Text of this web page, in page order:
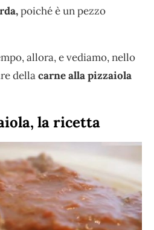
poiché è un pezzo
allora, e vediamo, nello
dellacarne alla pizzaiola
la ricetta